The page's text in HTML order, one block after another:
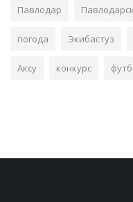
Павлодар
погода Экибастуз
Аксу конкурс